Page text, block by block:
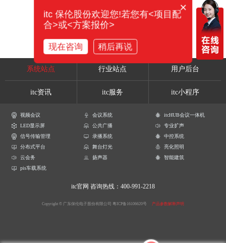
系统站点 行业站点 用户后台
itc资讯 itc服务 itc小程序
视频会议 会议系统
itcHUB会议一体机
LED显示屏
公共广播
专业扩声
信号传输管理
录播系统
中控系统
分布式平台
舞台灯光
亮化照明
云会务
扬声器
智能建筑
pis车载系统
itc官网 咨询热线：400-991-2218
Copyright © 广东保伦电子股份有限公司 粤ICP备16106620号 产品参数解释声明
×
itc 保伦股份欢迎您!若您有<项目配
合>或<方案报价>
现在咨询 稍后再说